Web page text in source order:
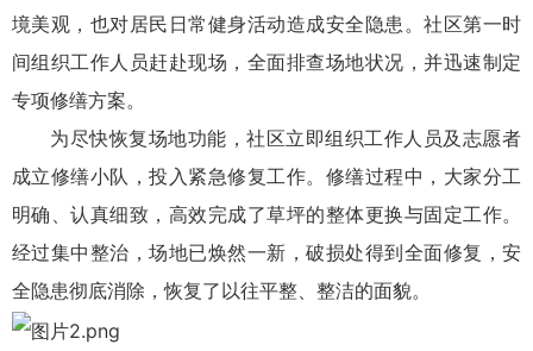
境美观，也对居民日常健身活动造成安全隐患。社区第一时
间组织工作人员赶赴现场，全面排查场地状况，并迅速制定
专项修缮方案。
为尽快恢复场地功能，社区立即组织工作人员及志愿者
成立修缮小队，投入紧急修复工作。修缮过程中，大家分工
明确、认真细致，高效完成了草坪的整体更换与固定工作。
经过集中整治，场地已焕然一新，破损处得到全面修复，安
全隐患彻底消除，恢复了以往平整、整洁的面貌。